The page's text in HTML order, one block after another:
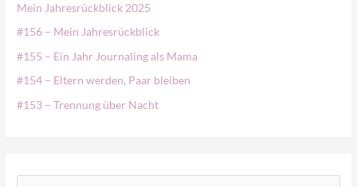
Mein Jahresrückblick 2025
#156 – Mein Jahresrückblick
#155 – Ein Jahr Journaling als Mama
#154 – Eltern werden, Paar bleiben
#153 – Trennung über Nacht